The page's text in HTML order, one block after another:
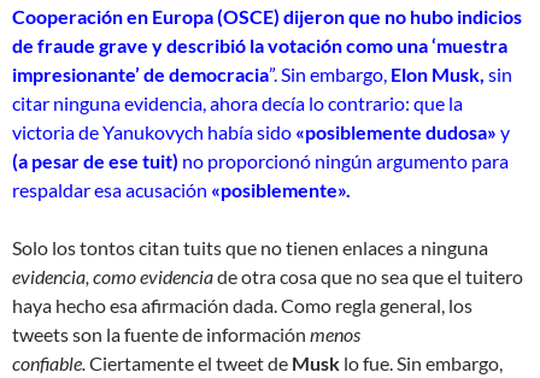
Cooperación en Europa (OSCE) dijeron que no hubo indicios
de fraude grave y describió la votación como una‘muestra
impresionante’ de democracia”. Sin embargo, Elon Musk, sin
citar ninguna evidencia, ahora decía lo contrario: que la
victoria de Yanukovych había sido «posiblemente dudosa» y
(a pesar de ese tuit) no proporcionó ningún argumento para
respaldar esa acusación «posiblemente».
Solo los tontos citan tuits que no tienen enlaces a ninguna
evidencia, como evidenciade otra cosa que no sea que el tuitero
haya hecho esa afirmación dada. Como regla general, los
tweets son la fuente de información menos
confiable.Ciertamente el tweet de Musk lo fue. Sin embargo,